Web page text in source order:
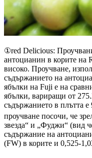
①red Delicious:
антоцианин в корите на
високо. Проучване,
съдържанието на
ябълки на Fuji е на
ябълки, вариращи от
съдържанието в плътта
проучване посочи, че
звезда“ и „Фуджи“ (вид
съдържание на
(FW) в корите и 0,525-